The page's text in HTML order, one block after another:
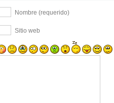
Nombre (requerido)
Sitio web